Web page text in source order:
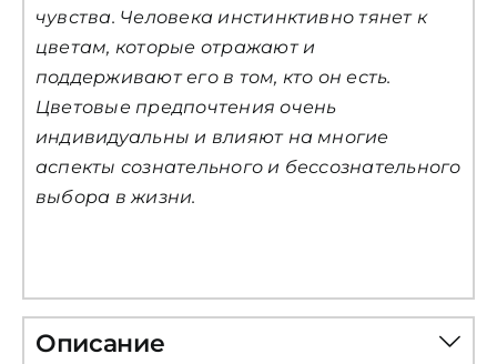
чувства. Человека инстинктивно тянет к
цветам, которые отражают и
поддерживают его в том, кто он есть.
Цветовые предпочтения очень
индивидуальны и влияют на многие
аспекты сознательного и бессознательного
выбора в жизни.
Описание